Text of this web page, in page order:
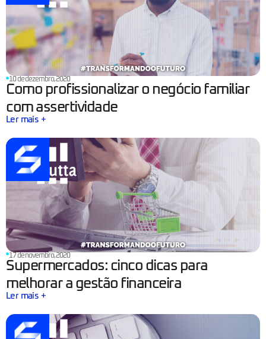
10 de dezembro, 2020
Como profissionalizar o negócio familiar
com assertividade
Ler mais +
17 de novembro, 2020
Supermercados: cinco dicas para
melhorar a gestão financeira
Ler mais +